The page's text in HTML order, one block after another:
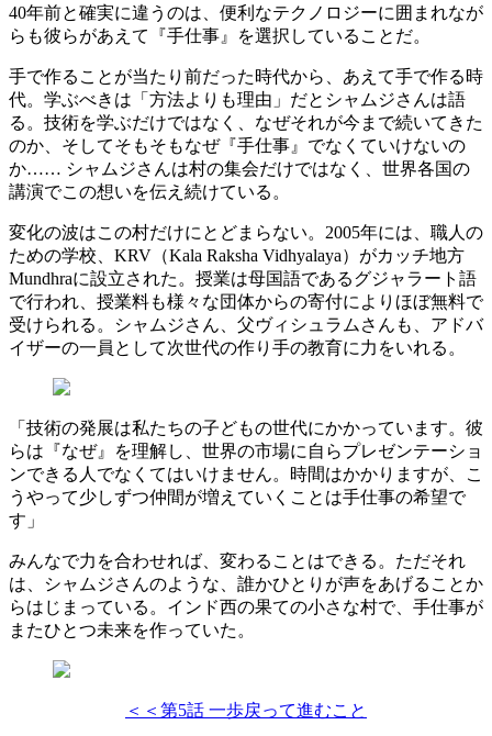
40年前と確実に違うのは、便利なテクノロジーに囲まれなが
らも彼らがあえて『手仕事』を選択していることだ。
手で作ることが当たり前だった時代から、あえて手で作る時
代。学ぶべきは「方法よりも理由」だとシャムジさんは語
る。技術を学ぶだけではなく、なぜそれが今まで続いてきた
のか、そしてそもそもなぜ『手仕事』でなくていけないの
か…… シャムジさんは村の集会だけではなく、世界各国の
講演でこの想いを伝え続けている。
変化の波はこの村だけにとどまらない。2005年には、職人の
ための学校、KRV（Kala Raksha Vidhyalaya）がカッチ地方
Mundhraに設立された。授業は母国語であるグジャラート語
で行われ、授業料も様々な団体からの寄付によりほぼ無料で
受けられる。シャムジさん、父ヴィシュラムさんも、アドバ
イザーの一員として次世代の作り手の教育に力をいれる。
「技術の発展は私たちの子どもの世代にかかっています。彼
らは『なぜ』を理解し、世界の市場に自らプレゼンテーショ
ンできる人でなくてはいけません。時間はかかりますが、こ
うやって少しずつ仲間が増えていくことは手仕事の希望で
す」
みんなで力を合わせれば、変わることはできる。ただそれ
は、シャムジさんのような、誰かひとりが声をあげることか
らはじまっている。インド西の果ての小さな村で、手仕事が
またひとつ未来を作っていた。
＜＜第5話 一歩戻って進むこと